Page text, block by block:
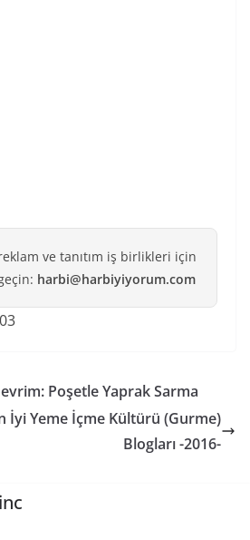
ve tanıtım iş birlikleri için
harbi@harbiyiyorum.com
Poşetle Yaprak Sarma
İyi Yeme İçme Kültürü (Gurme)
Blogları -2016-